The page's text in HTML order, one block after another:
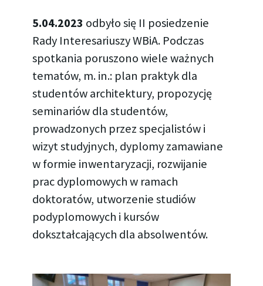
5.04.2023 odbyło się II posiedzenie
Rady Interesariuszy WBiA. Podczas
spotkania poruszono wiele ważnych
tematów, m. in.: plan praktyk dla
studentów architektury, propozycję
seminariów dla studentów,
prowadzonych przez specjalistów i
wizyt studyjnych, dyplomy zamawiane
w formie inwentaryzacji, rozwijanie
prac dyplomowych w ramach
doktoratów, utworzenie studiów
podyplomowych i kursów
dokształcających dla absolwentów.